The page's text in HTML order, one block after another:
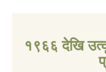
१९६६ देखि